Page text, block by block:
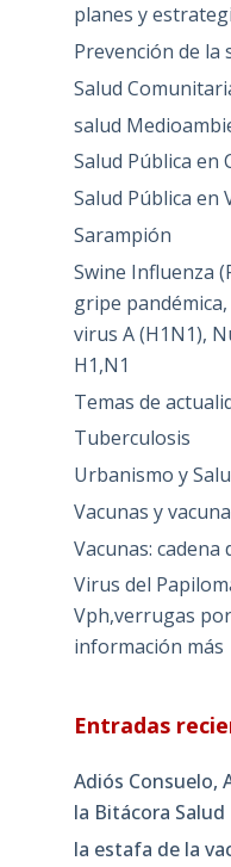
planes y
Prevención de la
Salud
salud
Salud Pública en
Salud Pública en
Sarampión
Swine Influenza
gripe
virus A (H1N1),
H1,N1
Temas de
Tuberculosis
Urbanismo y
Vacunas y
Vacunas: cadena
Virus del
Vph,verrugas
información más
Entradas
Adiós Consuelo,
la Bitácora
la estafa de la